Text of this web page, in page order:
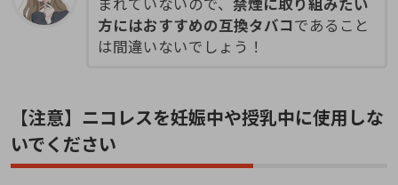
方にはおすすめの互換タバコであること
は間違いないでしょう！
【注意】ニコレスを妊娠中や授乳中に使用しな
いでください